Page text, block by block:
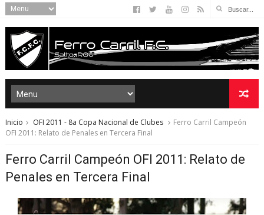
Inicio OFI 2011 - 8a Copa Nacional de Clubes
Ferro Carril Campeón
OFI 2011: Relato de Penales en Tercera Final
Ferro Carril Campeón OFI 2011: Relato de
Penales en Tercera Final